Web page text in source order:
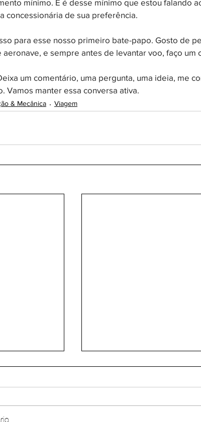
mínimo. E é desse mínimo que estou falando
concessionária de sua preferência.
para esse nosso primeiro bate-papo. Gosto de
aeronave, e sempre antes de levantar voo, faço um
um comentário, uma pergunta, uma ideia, me
Vamos manter essa conversa ativa.
& Mecânica Viagem